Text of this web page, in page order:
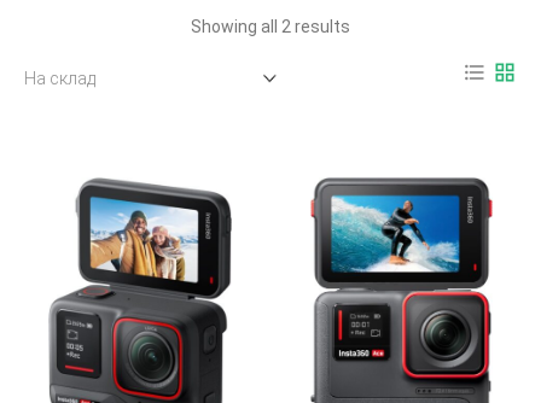
Showing all 2 results
format_list_bulleted grid_view